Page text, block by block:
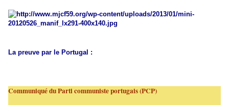
La preuve par le Portugal :
Communiqué du Parti communiste portugais (PCP)